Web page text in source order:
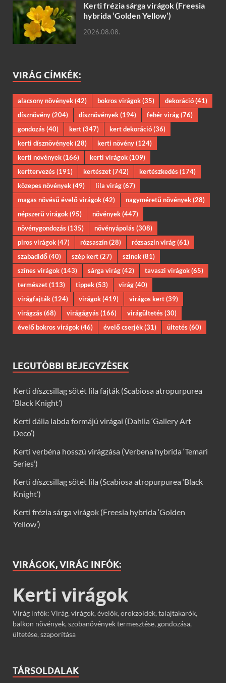
Kerti frézia sárga virágok (Freesia
hybrida ‘Golden Yellow’)
2026.08.08.
VIRÁG CÍMKÉK:
alacsony növények(42) bokros virágok(35) dekoráció(41)
dísznövény(204) dísznövények(194) fehér virág(76)
gondozás(40) kert(347) kert dekoráció(36)
kerti dísznövények(28) kerti növény(124)
kerti növények(166) kerti virágok(109)
kerttervezés(191) kertészet(742) kertészkedés(174)
közepes növények(49) lila virág(67)
magas növésű évelő virágok(42) nagyméretű növények(28)
népszerű virágok(95) növények(447)
növénygondozás(135) növényápolás(308)
piros virágok(47) rózsaszín(28) rózsaszín virág(61)
szabadidő(40) szép kert(27) színek(81)
színes virágok(143) sárga virág(42) tavaszi virágok(65)
természet(113) tippek(53) virág(40)
virágfajták(124) virágok(419) virágos kert(39)
virágzás(68) virágágyás(166) virágültetés(30)
évelő bokros virágok(46) évelő cserjék(31) ültetés(60)
LEGUTÓBBI BEJEGYZÉSEK
Kerti díszcsillag sötét lila fajták (Scabiosa atropurpurea
‘Black Knight’)
Kerti dália labda formájú virágai (Dahlia ‘Gallery Art
Deco’)
Kerti verbéna hosszú virágzása (Verbena hybrida ‘Temari
Series’)
Kerti díszcsillag sötét lila (Scabiosa atropurpurea ‘Black
Knight’)
Kerti frézia sárga virágok (Freesia hybrida ‘Golden
Yellow’)
VIRÁGOK, VIRÁG INFÓK:
Kerti virágok
Virág infók: Virág, virágok, évelők, örökzöldek, talajtakarók,
balkon növények, szobanövények termesztése, gondozása,
ültetése, szaporítása
TÁRSOLDALAK